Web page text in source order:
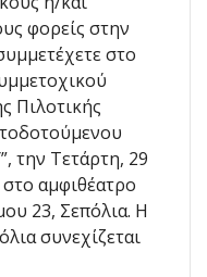
φορείς στην
στο
Πιλοτικής
την Τετάρτη, 29
στο αμφιθέατρο
23, Σεπόλια. Η
συνεχίζεται